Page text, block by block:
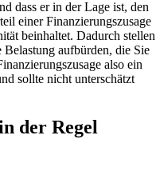
dass er in der Lage ist, den
einer Finanzierungszusage
beinhaltet. Dadurch stellen
Belastung aufbürden, die Sie
also ein
sollte nicht unterschätzt
der Regel